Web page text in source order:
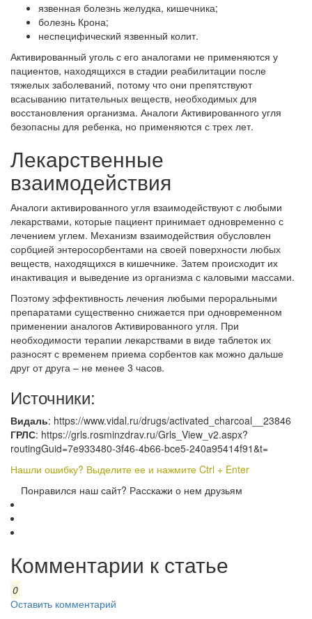
язвенная болезнь желудка, кишечника;
болезнь Крона;
неспецифический язвенный колит.
Активированный уголь с его аналогами не применяются у
пациентов, находящихся в стадии реабилитации после
тяжелых заболеваний, потому что они препятствуют
всасыванию питательных веществ, необходимых для
восстановления организма. Аналоги Активированного угля
безопасны для ребенка, но применяются с трех лет.
Лекарственные
взаимодействия
Аналоги активированного угля взаимодействуют с любыми
лекарствами, которые пациент принимает одновременно с
лечением углем. Механизм взаимодействия обусловлен
сорбцией энтеросорбентами на своей поверхности любых
веществ, находящихся в кишечнике. Затем происходит их
инактивация и выведение из организма с каловыми массами.
Поэтому эффективность лечения любыми пероральными
препаратами существенно снижается при одновременном
применении аналогов Активированного угля. При
необходимости терапии лекарствами в виде таблеток их
разносят с временем приема сорбентов как можно дальше
друг от друга – не менее 3 часов.
Источники:
Видаль: https://www.vidal.ru/drugs/activated_charcoal__23846
ГРЛС: https://grls.rosminzdrav.ru/Grls_View_v2.aspx?
routingGuid=7e933480-3f46-4b66-bce5-240a95414f91&t=
Нашли ошибку? Выделите ее и нажмите Ctrl + Enter
Понравился наш сайт? Расскажи о нем друзьям
Комментарии к статье
0
Оставить комментарий